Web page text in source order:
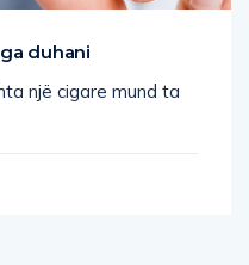
duhani
një cigare mund ta